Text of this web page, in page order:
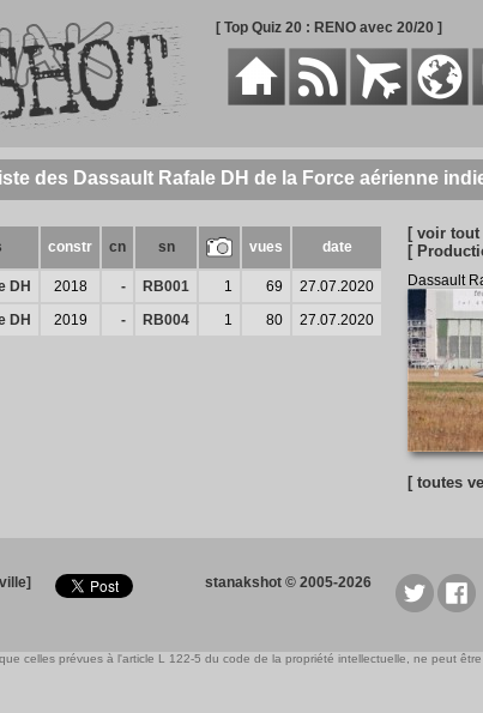
[ Top Quiz 20 : RENO avec 20/20 ]
des Dassault Rafale DH de la Force aérienne
constr cn sn vues date
DH 2018 - RB001 1 69
27.07.2020
DH
2019 - RB004 1 80 27.07.2020
[ voir tout
[
Dassault
[ toutes
stanakshot © 2005-2026
celles prévues à l'article L 122-5 du code de la propriété intellectuelle, ne peut